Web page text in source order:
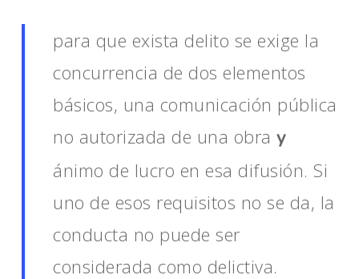
para que exista delito se exige la
concurrencia de dos elementos
básicos, una comunicación pública
no autorizada de una obray
ánimo de lucro en esa difusión. Si
uno de esos requisitos no se da, la
conducta no puede ser
considerada como delictiva.